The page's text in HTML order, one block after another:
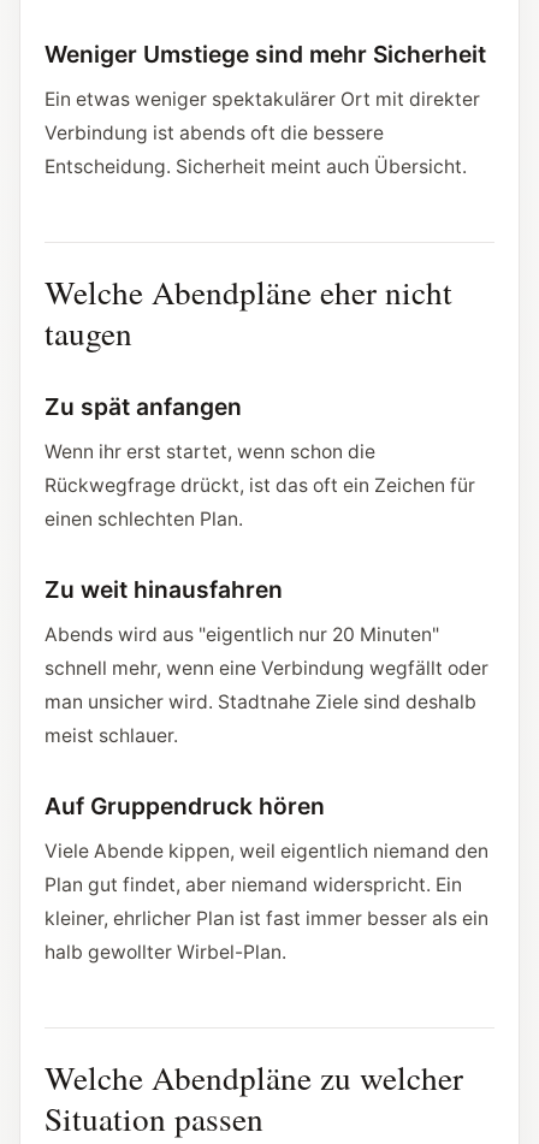
Weniger Umstiege sind mehr Sicherheit
Ein etwas weniger spektakulärer Ort mit direkter
Verbindung ist abends oft die bessere
Entscheidung. Sicherheit meint auch Übersicht.
Welche Abendpläne eher nicht
taugen
Zu spät anfangen
Wenn ihr erst startet, wenn schon die
Rückwegfrage drückt, ist das oft ein Zeichen für
einen schlechten Plan.
Zu weit hinausfahren
Abends wird aus "eigentlich nur 20 Minuten"
schnell mehr, wenn eine Verbindung wegfällt oder
man unsicher wird. Stadtnahe Ziele sind deshalb
meist schlauer.
Auf Gruppendruck hören
Viele Abende kippen, weil eigentlich niemand den
Plan gut findet, aber niemand widerspricht. Ein
kleiner, ehrlicher Plan ist fast immer besser als ein
halb gewollter Wirbel-Plan.
Welche Abendpläne zu welcher
Situation passen